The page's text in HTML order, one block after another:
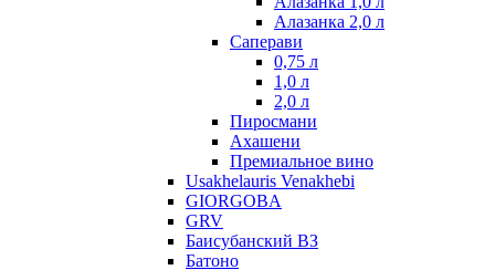
Алазанка 2,0 л
Саперави
0,75 л
1,0 л
2,0 л
Пиросмани
Ахашени
Премиальное вино
Usakhelauris Venakhebi
GIORGOBA
GRV
Баисубанский ВЗ
Батоно